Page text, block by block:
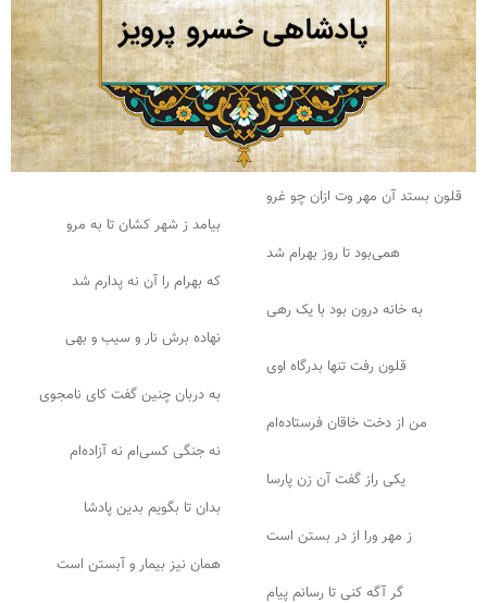
قلون بستد آن مهر وت ازان چو غرو
بیامد ز شهر کشان تا به مرو
همی‌بود تا روز بهرام شد
که بهرام را آن نه پدارم شد
به خانه درون بود با یک رهی
نهاده برش نار و سیب و بهی
قلون رفت تنها بدرگاه اوی
به دربان چنین گفت کای نامجوی
من از دخت خاقان فرستاده‌ام
نه جنگی کسی‌ام نه آزاده‌ام
یکی راز گفت آن زن پارسا
بدان تا بگویم بدین پادشا
ز مهر ورا از در بستن است
همان نیز بیمار و آبستن است
گر آگه کنی تا رسانم پیام